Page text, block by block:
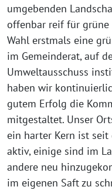
umgebenden
offenbar reif für grüne
Wahl erstmals eine
im Gemeinderat, auf
Umweltausschuss
haben wir
gutem Erfolg die
mitgestaltet. Unser
ein harter Kern ist
aktiv, einige sind im
andere neu
im eigenen Saft zu